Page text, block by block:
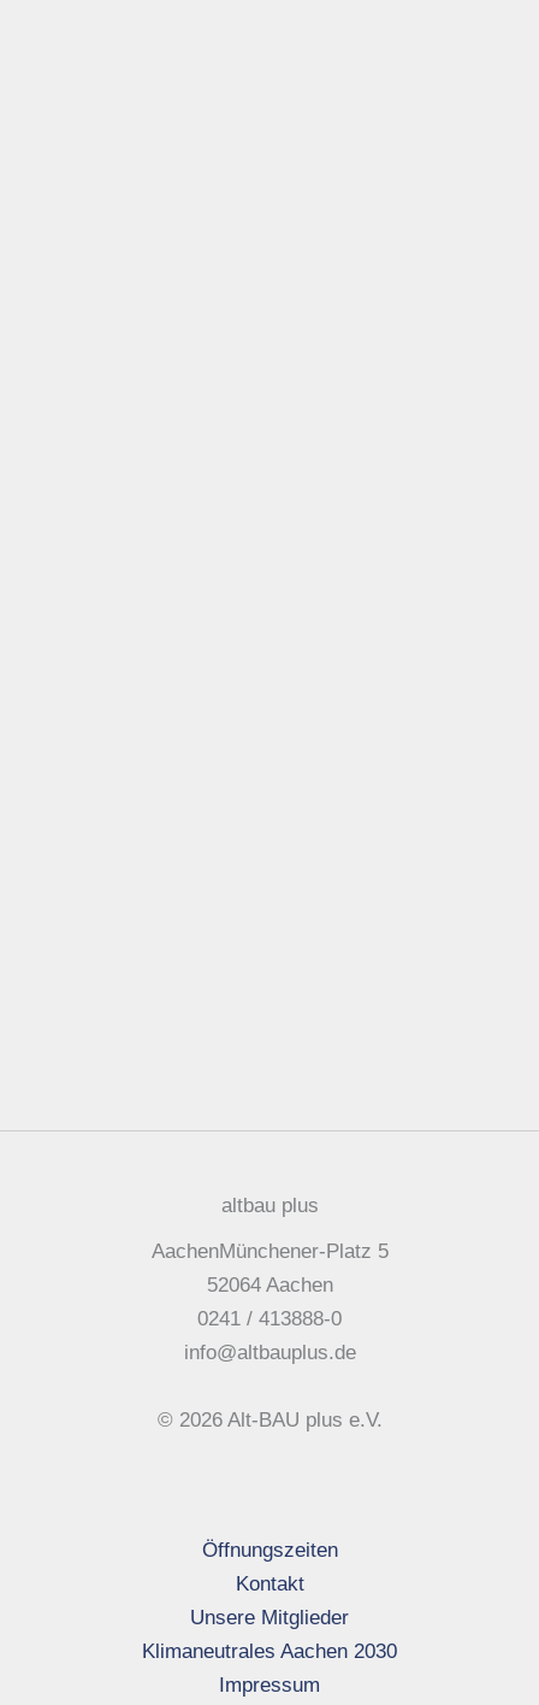
altbau plus
AachenMünchener-Platz 5
52064 Aachen
0241 / 413888-0
info@altbauplus.de
© 2026 Alt-BAU plus e.V.
Öffnungszeiten
Kontakt
Unsere Mitglieder
Klimaneutrales Aachen 2030
Impressum